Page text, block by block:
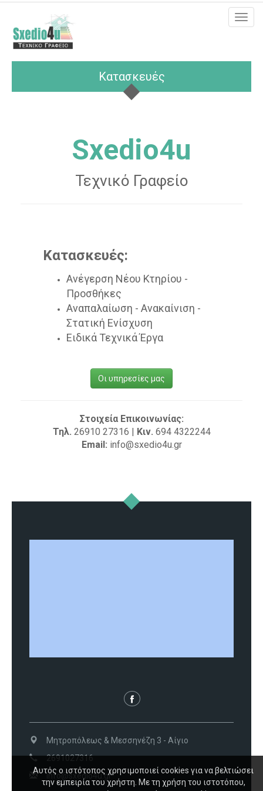
Κατασκευές
Sxedio4u
Τεχνικό Γραφείο
Κατασκευές:
Ανέγερση Νέου Κτηρίου -
Προσθήκες
Αναπαλαίωση - Ανακαίνιση -
Στατική Ενίσχυση
Ειδικά Τεχνικά Έργα
Οι υπηρεσίες μας
Στοιχεία Επικοινωνίας:
Τηλ. 26910 27316 | Κιν. 694 4322244
Email: info@sxedio4u.gr
Μητροπόλεως & Μεσσηνέζη 3 - Αίγιο
2691027316
info@sxedio4u.gr
Αυτός ο ιστότοπος χρησιμοποιεί cookies για να βελτιώσει
την εμπειρία του χρήστη. Με τη χρήση του ιστοτόπου,